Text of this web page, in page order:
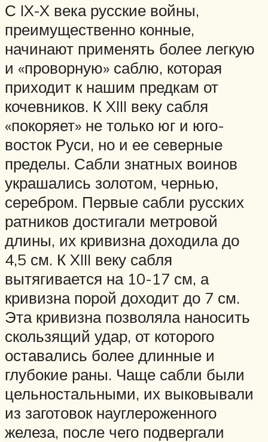
С IX-X века русские войны,
преимущественно конные,
начинают применять более легкую
и «проворную» саблю, которая
приходит к нашим предкам от
кочевников. К XIII веку сабля
«покоряет» не только юг и юго-
восток Руси, но и ее северные
пределы. Сабли знатных воинов
украшались золотом, чернью,
серебром. Первые сабли русских
ратников достигали метровой
длины, их кривизна доходила до
4,5 см. К XIII веку сабля
вытягивается на 10-17 см, а
кривизна порой доходит до 7 см.
Эта кривизна позволяла наносить
скользящий удар, от которого
оставались более длинные и
глубокие раны. Чаще сабли были
цельностальными, их выковывали
из заготовок науглероженного
железа, после чего подвергали